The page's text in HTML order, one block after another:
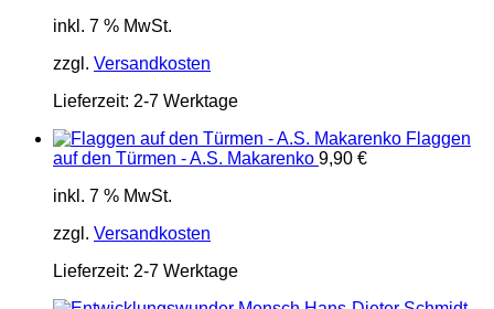
inkl. 7 % MwSt.
zzgl. Versandkosten
Lieferzeit: 2-7 Werktage
Flaggen
auf den Türmen - A.S. Makarenko 9,90 €
inkl. 7 % MwSt.
zzgl. Versandkosten
Lieferzeit: 2-7 Werktage